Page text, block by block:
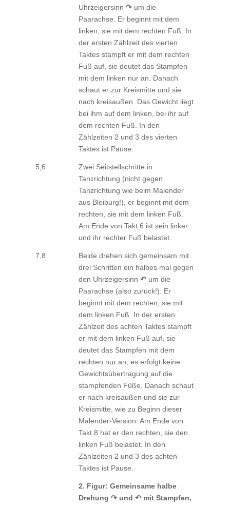
Uhrzeigersinn ↷um die
Paarachse. Er beginnt mit dem
linken, sie mit dem rechten Fuß. In
der ersten Zählzeit des vierten
Taktes stampft er mit dem rechten
Fuß auf, sie deutet das Stampfen
mit dem linken nur an. Danach
schaut er zur Kreismitte und sie
nach kreisaußen. Das Gewicht liegt
bei ihm auf dem linken, bei ihr auf
dem rechten Fuß. In den
Zählzeiten 2 und 3 des vierten
Taktes ist Pause.
5,6
Zwei Seitstellschritte in
Tanzrichtung (nicht gegen
Tanzrichtung wie beim Malender
aus Bleiburg!), er beginnt mit dem
rechten, sie mit dem linken Fuß.
Am Ende von Takt 6 ist sein linker
und ihr rechter Fuß belastet.
7,8
Beide drehen sich gemeinsam mit
drei Schritten ein halbes mal gegen
den Uhrzeigersinn ↶um die
Paarachse (also zurück!). Er
beginnt mit dem rechten, sie mit
dem linken Fuß. In der ersten
Zählzeit des achten Taktes stampft
er mit dem linken Fuß auf, sie
deutet das Stampfen mit dem
rechten nur an; es erfolgt keine
Gewichtsübertragung auf die
stampfenden Füße. Danach schaut
er nach kreisaußen und sie zur
Kreismitte, wie zu Beginn dieser
Malender-Version. Am Ende von
Takt 8 hat er den rechten, sie den
linken Fuß belastet. In den
Zählzeiten 2 und 3 des achten
Taktes ist Pause.
2. Figur: Gemeinsame halbe
Drehung ↷ und ↶ mit Stampfen,